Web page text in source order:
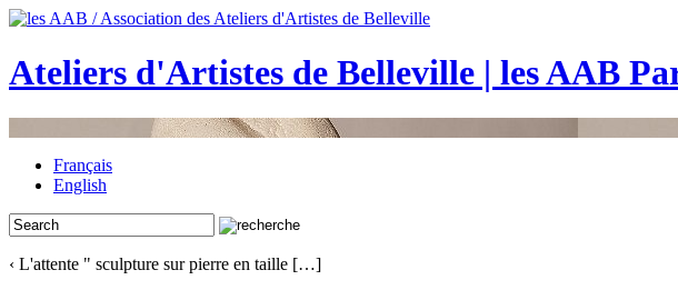
Ateliers d'Artistes de Belleville | les AAB
Français
English
‹ L'attente " sculpture sur pierre en taille […]